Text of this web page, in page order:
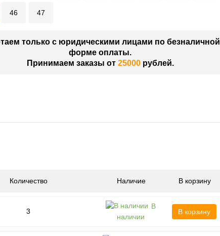
46 47
только с юридическими лицами по безналичной
форме оплаты.
Принимаем заказы от 25000рублей.
Количество Наличие В корзину
3
В
наличии
В корзину